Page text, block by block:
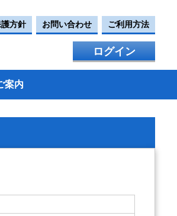
方針 お問い合わせ ご利用方法
ログイン
案内